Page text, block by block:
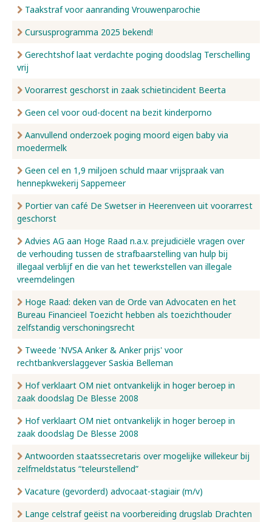
Taakstraf voor aanranding Vrouwenparochie
Cursusprogramma 2025 bekend!
Gerechtshof laat verdachte poging doodslag Terschelling
vrij
Voorarrest geschorst in zaak schietincident Beerta
Geen cel voor oud-docent na bezit kinderporno
Aanvullend onderzoek poging moord eigen baby via
moedermelk
Geen cel en 1,9 miljoen schuld maar vrijspraak van
hennepkwekerij Sappemeer
Portier van café De Swetser in Heerenveen uit voorarrest
geschorst
Advies AG aan Hoge Raad n.a.v. prejudiciële vragen over
de verhouding tussen de strafbaarstelling van hulp bij
illegaal verblijf en die van het tewerkstellen van illegale
vreemdelingen
Hoge Raad: deken van de Orde van Advocaten en het
Bureau Financieel Toezicht hebben als toezichthouder
zelfstandig verschoningsrecht
Tweede 'NVSA Anker & Anker prijs' voor
rechtbankverslaggever Saskia Belleman
Hof verklaart OM niet ontvankelijk in hoger beroep in
zaak doodslag De Blesse 2008
Hof verklaart OM niet ontvankelijk in hoger beroep in
zaak doodslag De Blesse 2008
Antwoorden staatssecretaris over mogelijke willekeur bij
zelfmeldstatus “teleurstellend”
Vacature (gevorderd) advocaat-stagiair (m/v)
Lange celstraf geëist na voorbereiding drugslab Drachten